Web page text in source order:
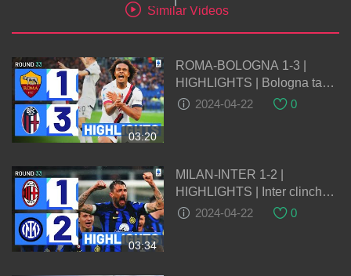
Similar Videos
03:20
ROMA-BOLOGNA 1-3 |
HIGHLIGHTS | Bologna take
massive step towards top 4
2024-04-22 0
03:34
MILAN-INTER 1-2 |
HIGHLIGHTS | Inter clinch
20th Scudetto with derby win!
2024-04-22 0